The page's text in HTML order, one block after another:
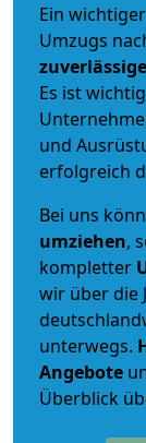
Ein
Umzugs
Es ist
und
erfolgreich
Bei uns
umziehen,
kompletter
wir über die
unterwegs.
Angebote
Überblick